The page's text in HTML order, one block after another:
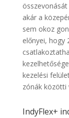
akár a
sem okoz
előnyei, hogy
kezelési
zónák közötti
IndyFlex+